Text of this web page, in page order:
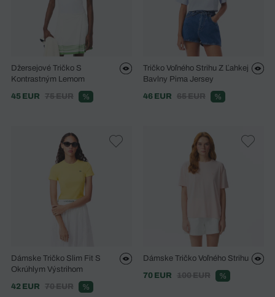
Džersejové Tričko S
Kontrastným Lemom
45 EUR
75 EUR %
Tričko Voľného Strihu Z Ľahkej
Bavlny Pima Jersey
46 EUR
65 EUR %
Dámske Tričko Slim Fit S
Okrúhlym Výstrihom
42 EUR
70 EUR %
Dámske Tričko Voľného Strihu
70 EUR
100 EUR %